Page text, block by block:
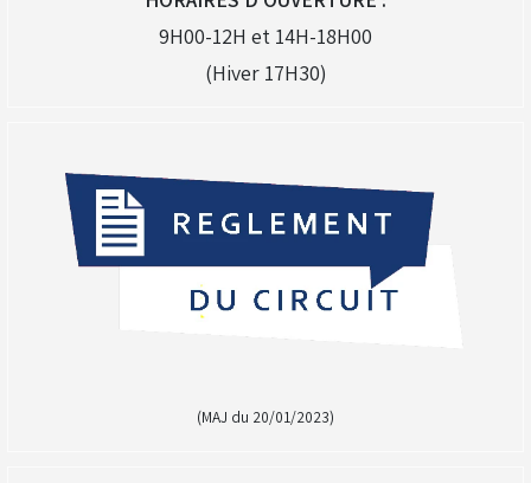
9H00-12H et 14H-18H00
(Hiver 17H30)
(MAJ du 20/01/2023)